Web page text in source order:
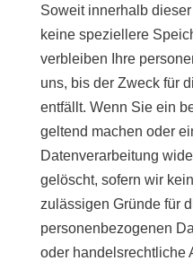
Soweit innerhalb
keine speziellere
verbleiben Ihre
uns, bis der Zweck für
entfällt. Wenn Sie ein
geltend machen oder
Datenverarbeitung
gelöscht, sofern wir
zulässigen Gründe für
personenbezogenen
oder handelsrechtliche